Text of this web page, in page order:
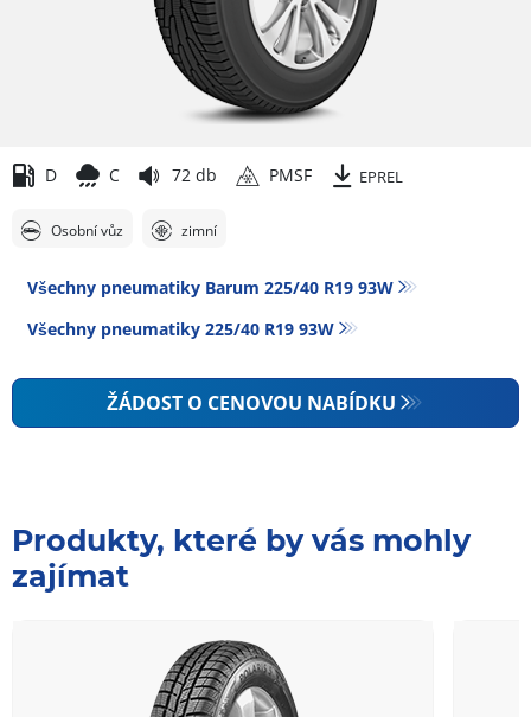
D C 72 db PMSF EPREL
Osobní vůz zimní
Všechny pneumatiky Barum 225/40 R19 93W
Všechny pneumatiky‎ 225/40 R19 93W
ŽÁDOST O CENOVOU NABÍDKU
Produkty, které by vás mohly
zajímat